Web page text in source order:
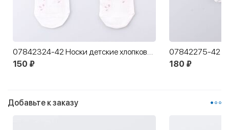
07842324-42 Носки детские хлопковые белые
150 ₽
180 ₽
Добавьте к заказу